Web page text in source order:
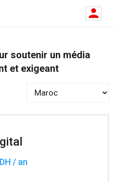
soutenir un média
et exigeant
/ an